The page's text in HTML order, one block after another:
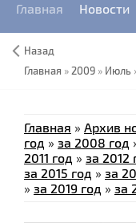
Главная Новости
Назад
Главная » 2009 » Июль
Главная » Архив
год » за 2008 год
2011 год » за 2012
за 2015 год » за
» за 2019 год » за